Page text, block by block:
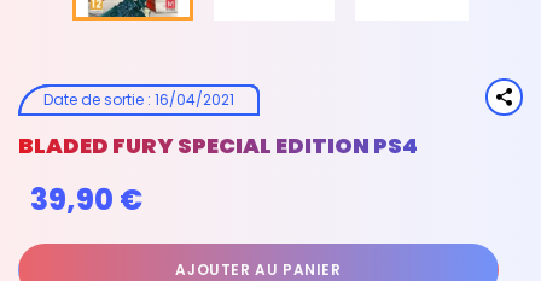
Date de sortie : 16/04/2021
BLADED FURY SPECIAL EDITION PS4
39,90 €
AJOUTER AU PANIER